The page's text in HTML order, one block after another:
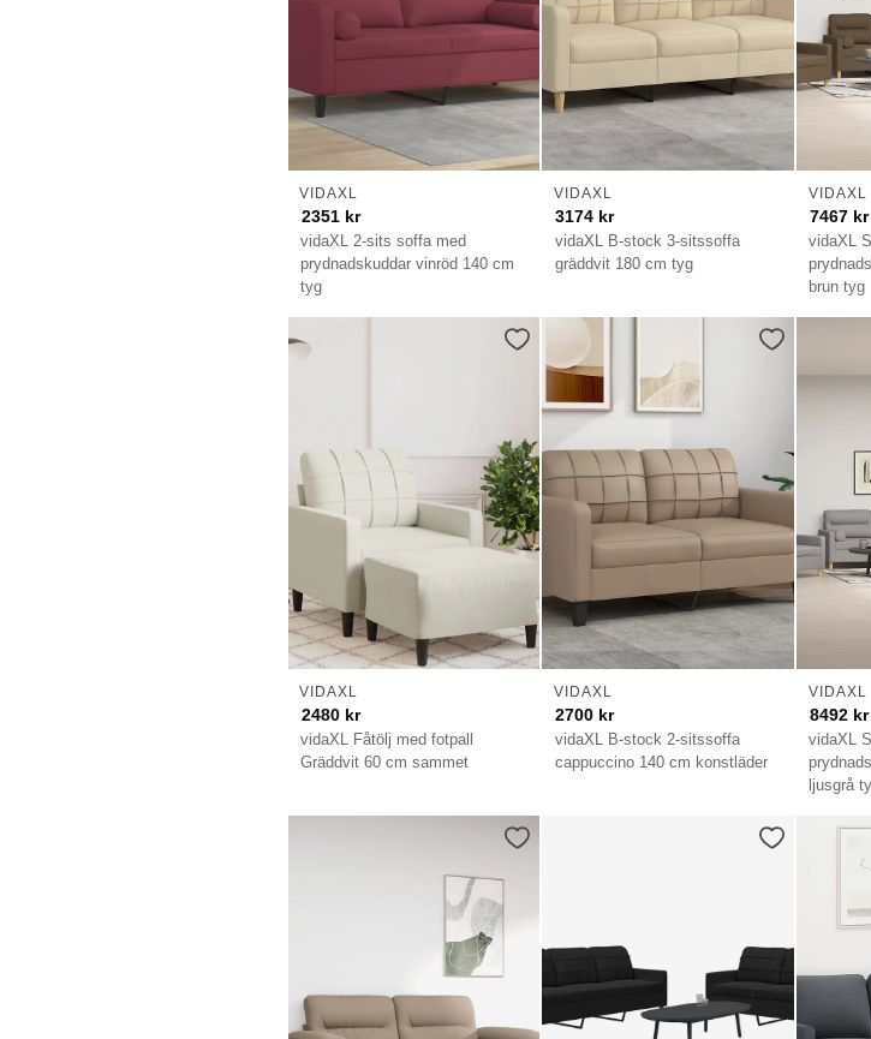
vidaXL 2-sits soffa med
prydnadskuddar vinröd 140 cm
tyg
VIDAXL
2351 kr
vidaXL B-stock 3-sitssoffa
gräddvit 180 cm tyg
VIDAXL
3174 kr
vidaXL
brun tyg
VIDAXL
7467 kr
vidaXL Fåtölj med fotpall
Gräddvit 60 cm sammet
VIDAXL
2480 kr
vidaXL B-stock 2-sitssoffa
cappuccino 140 cm konstläder
VIDAXL
2700 kr
vidaXL
ljusgrå
VIDAXL
8492 kr